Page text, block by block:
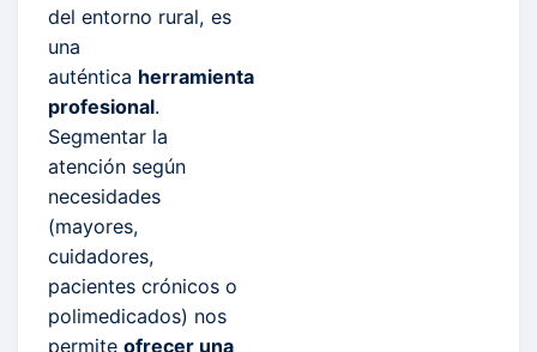
del entorno rural, es
una
auténtica herramienta
profesional.
Segmentar la
atención según
necesidades
(mayores,
cuidadores,
pacientes crónicos o
polimedicados) nos
permite ofrecer una